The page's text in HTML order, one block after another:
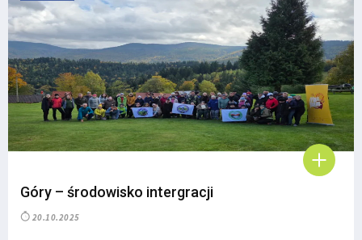
Góry – środowisko intergracji
20.10.2025